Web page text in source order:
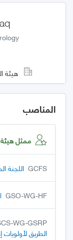
هيئة
المناصب
ممثل
GCFS اللجنة
GSO-WG-HF
WG-GSRP
الطريق